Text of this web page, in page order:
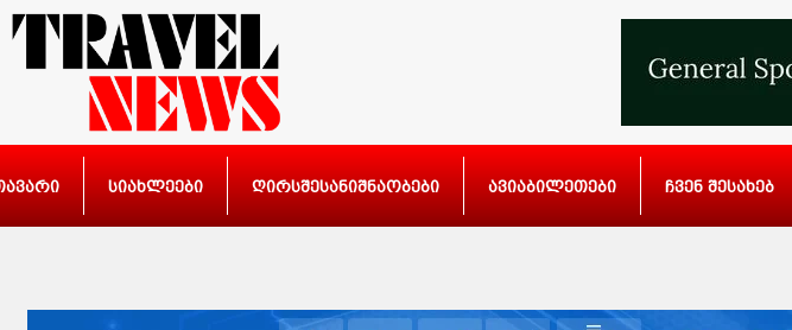
სიახლეები ღირსშესანიშნაობები ავიაბილეთები ჩვენ შესახებ